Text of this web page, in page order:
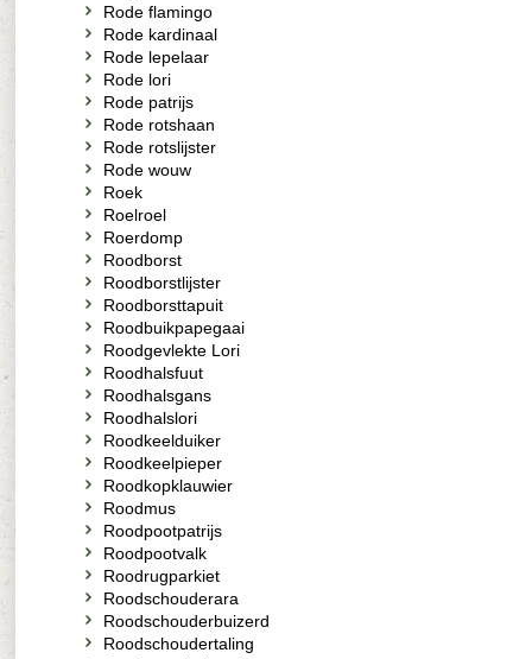
Rode flamingo
Rode kardinaal
Rode lepelaar
Rode lori
Rode patrijs
Rode rotshaan
Rode rotslijster
Rode wouw
Roek
Roelroel
Roerdomp
Roodborst
Roodborstlijster
Roodborsttapuit
Roodbuikpapegaai
Roodgevlekte Lori
Roodhalsfuut
Roodhalsgans
Roodhalslori
Roodkeelduiker
Roodkeelpieper
Roodkopklauwier
Roodmus
Roodpootpatrijs
Roodpootvalk
Roodrugparkiet
Roodschouderara
Roodschouderbuizerd
Roodschoudertaling